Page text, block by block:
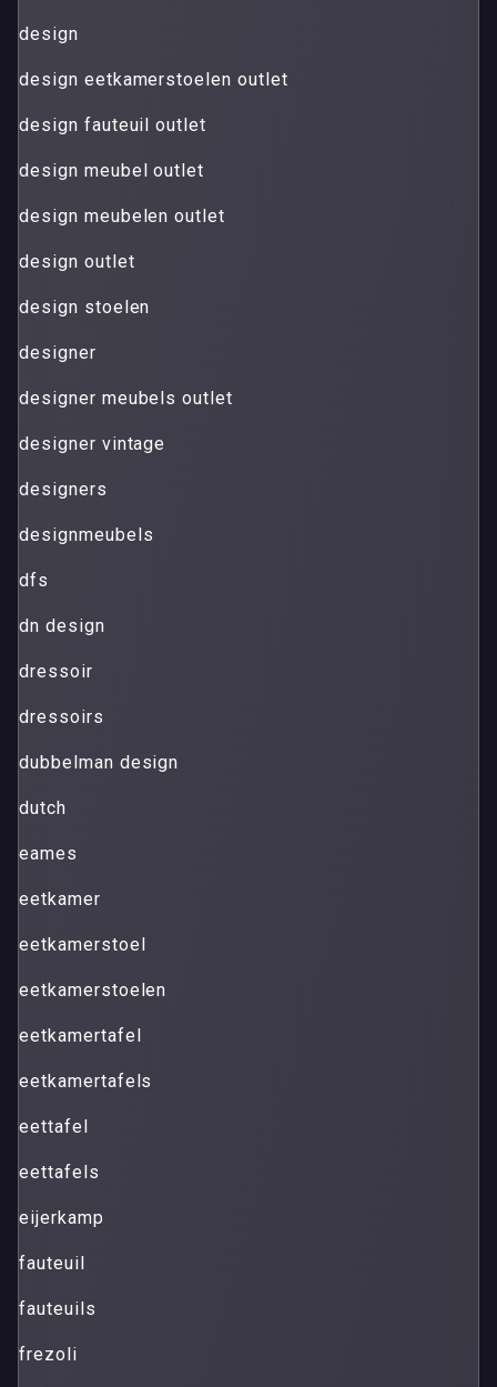
design
design eetkamerstoelen outlet
design fauteuil outlet
design meubel outlet
design meubelen outlet
design outlet
design stoelen
designer
designer meubels outlet
designer vintage
designers
designmeubels
dfs
dn design
dressoir
dressoirs
dubbelman design
dutch
eames
eetkamer
eetkamerstoel
eetkamerstoelen
eetkamertafel
eetkamertafels
eettafel
eettafels
eijerkamp
fauteuil
fauteuils
frezoli